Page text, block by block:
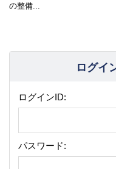
の整備...
ログイ
ログインID:
パスワード: